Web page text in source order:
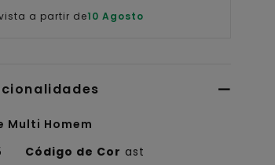
a partir de10 Agosto
Multi Homem
Código de Cor ast